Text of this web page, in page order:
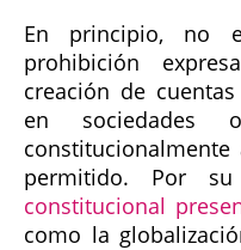
En principio, no
prohibición
creación de
en sociedades
permitido. Por
constitucional
como la